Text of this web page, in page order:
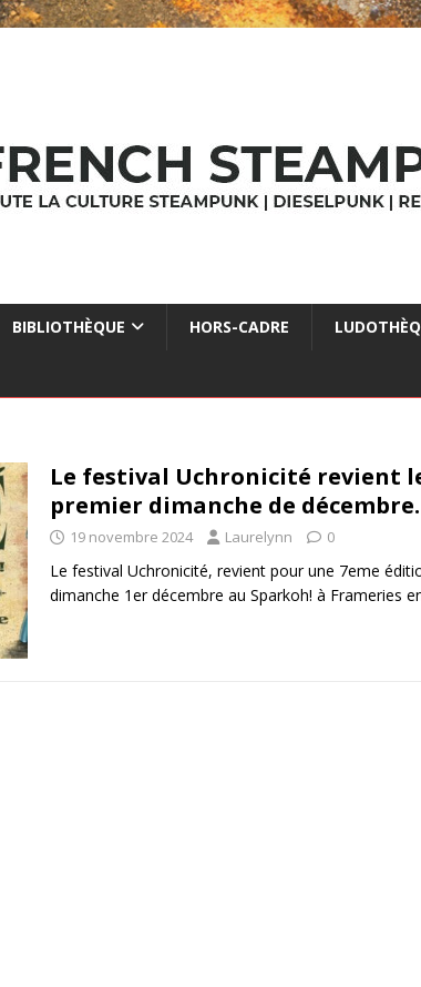
BIBLIOTHÈQUE HORS-CADRE
Le festival Uchronicité revient
premier dimanche de décembre.
19 novembre 2024 Laurelynn 0
Le festival Uchronicité, revient pour une 7eme
dimanche 1er décembre au Sparkoh! à Frameries